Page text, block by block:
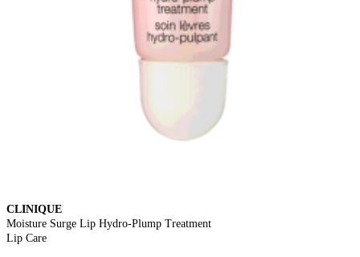
CLINIQUE
Moisture Surge Lip Hydro-Plump Treatment
Lip Care